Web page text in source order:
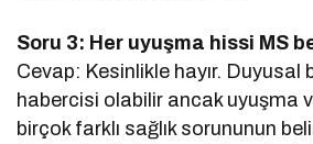
Soru 3: Her uyuşma hissi MS
Cevap: Kesinlikle hayır. Duyusal
habercisi olabilir ancak uyuşma
birçok farklı sağlık sorununun